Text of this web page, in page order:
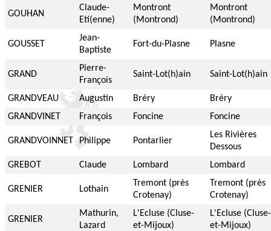
GOUHAN
Claude-
Eti(enne)
Montront
(Montrond)
Montront
(Montrond)
GOUSSET
Jean-
Baptiste
Fort-du-Plasne Plasne
GRAND
Pierre-
François
Saint-Lot(h)ain Saint-Lot(h)ain
GRANDVEAU Augustin Bréry
Bréry
GRANDVINET
François Foncine Foncine
GRANDVOINNET Philippe Pontarlier
Les Rivières
Dessous
GREBOT
Claude Lombard Lombard
GRENIER Lothain
Tremont (près
Crotenay)
Tremont (près
Crotenay)
GRENIER
Mathurin,
Lazard
L'Ecluse (Cluse-
et-Mijoux)
L'Ecluse (Cluse-
et-Mijoux)